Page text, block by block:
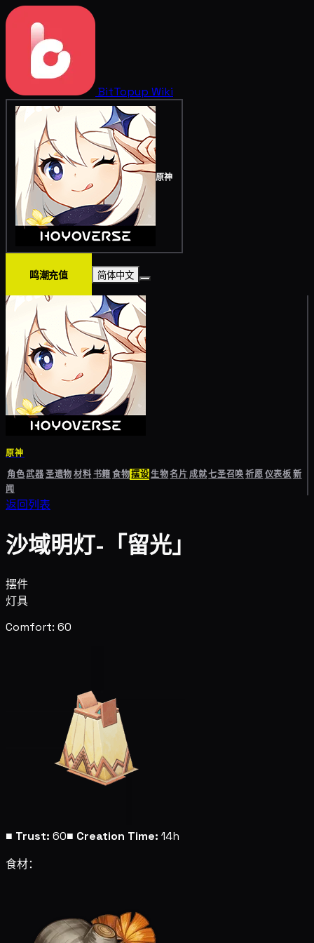
BitTopup Wiki
原神
鸣潮充值 简体中文
原神
角色武器圣遗物材料书籍食物摆设生物名片成就七圣召唤祈愿仪表板新
闻
返回列表
沙域明灯-「留光」
摆件
灯具
Comfort: 60
■ Trust: 60■ Creation Time: 14h
食材：